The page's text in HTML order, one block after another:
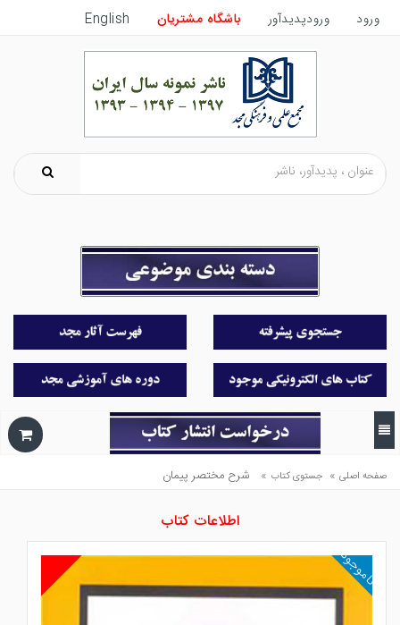
ورود ورودپدیدآور باشگاه مشتریان English
صفحه اصلی » جستوی کتاب » شرح مختصر پيمان
اطلاعات کتاب
ناموجود